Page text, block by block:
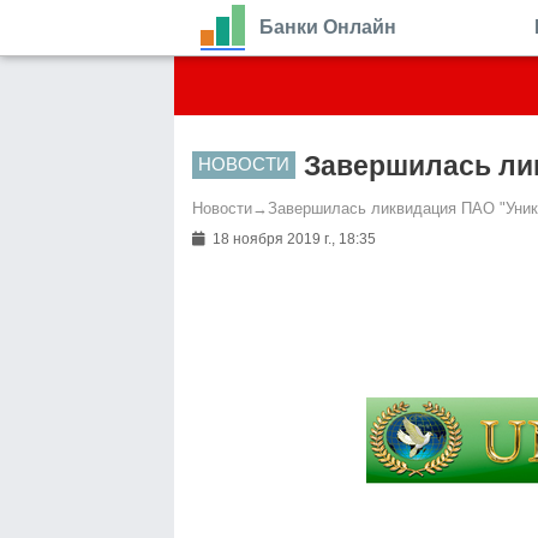
Банки Онлайн
НОВОСТИ Завершилась
Новости→ Завершилась ликвидация ПАО
18 ноября 2019 г., 18:35